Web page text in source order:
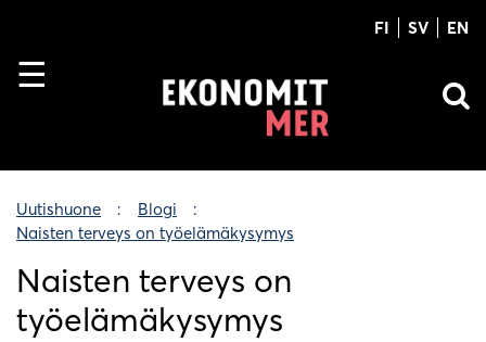
FI SV EN
Uutishuone
Blogi
Naisten terveys on työelämäkysymys
Naisten terveys on
työelämäkysymys